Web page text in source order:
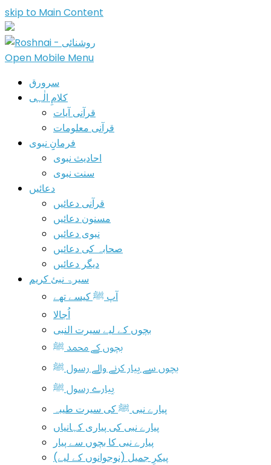
skip to Main Content
Open Mobile Menu
سرورق
کلامِ الٰہی
قرآنی آیات
قرآنی معلومات
فرمانِِ نبوی
احادیث نبوی
سنت نبوی
دعائیں
قرآنی دعائیں
مسنون دعائیں
نبوی دعائیں
صحابہ کی دعائیں
دیگر دعائیں
سیرۃ نبیٔ کریم
آپ ﷺ کیسے تھے
اُجالا
بچوں کے لیے سیرت النبی
بچوں کے محمد ﷺ
بچوں سے پیار کرنے والے رسول ﷺ
پیارے رسول ﷺ
پیارے نبی ﷺ کی سیرت طیبہ
پیارے نبی کی پیاری کہانیاں
پیارے نبی کا بچوں سے پیار
پیکرِ جمیل (نوجوانوں کے لیے)